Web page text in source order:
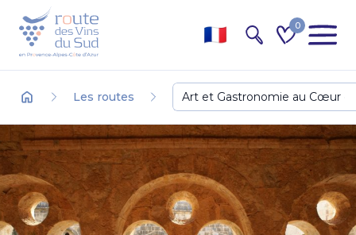
0
Les routes Territoire